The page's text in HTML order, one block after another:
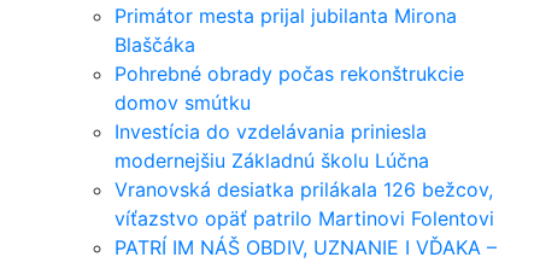
Primátor mesta prijal jubilanta Mirona
Blaščáka
Pohrebné obrady počas rekonštrukcie
domov smútku
Investícia do vzdelávania priniesla
modernejšiu Základnú školu Lúčna
Vranovská desiatka prilákala 126 bežcov,
víťazstvo opäť patrilo Martinovi Folentovi
PATRÍ IM NÁŠ OBDIV, UZNANIE I VĎAKA –